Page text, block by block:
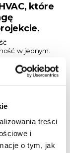
treści
i
o tym, jak
które
w jednym.
partnerów!